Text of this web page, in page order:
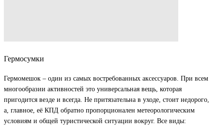
Гермосумки
Гермомешок – один из самых востребованных аксессуаров. При всем
многообразии активностей это универсальная вещь, которая
пригодится везде и всегда. Не притязательна в уходе, стоит недорого,
а, главное, её КПД обратно пропорционален метеорологическим
условиям и общей туристической ситуации вокруг. Все виды: